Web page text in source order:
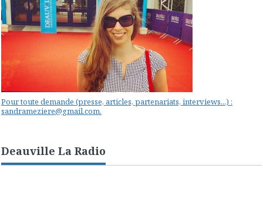
Pour toute demande (presse, articles, partenariats, interviews...) :
sandrameziere@gmail.com.
Deauville La Radio